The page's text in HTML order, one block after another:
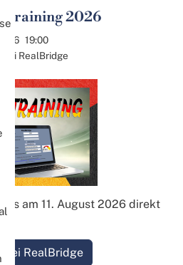
Training 2026
19:00
RealBridge
es am 11. August 2026 direkt
bei RealBridge